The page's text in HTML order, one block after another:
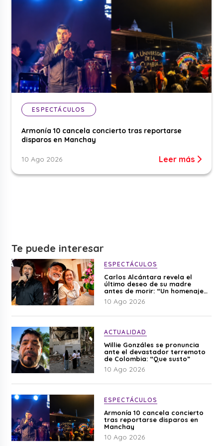
ESPECTÁCULOS
Armonía 10 cancela concierto tras reportarse
disparos en Manchay
10 Ago 2026 Leer más
Te puede interesar
ESPECTÁCULOS
Carlos Alcántara revela el
último deseo de su madre
antes de morir: “Un homenaje
para mi mamá”
10 Ago 2026
ACTUALIDAD
Willie Gonzáles se pronuncia
ante el devastador terremoto
de Colombia: “Que susto”
10 Ago 2026
ESPECTÁCULOS
Armonía 10 cancela concierto
tras reportarse disparos en
Manchay
10 Ago 2026